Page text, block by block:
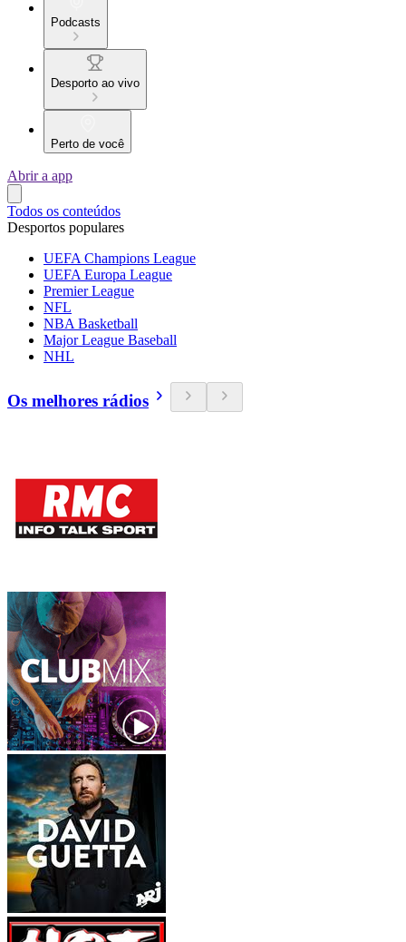
Podcasts
Desporto ao vivo
Perto de você
Abrir a app
Todos os conteúdos
Desportos populares
UEFA Champions League
UEFA Europa League
Premier League
NFL
NBA Basketball
Major League Baseball
NHL
Os melhores rádios